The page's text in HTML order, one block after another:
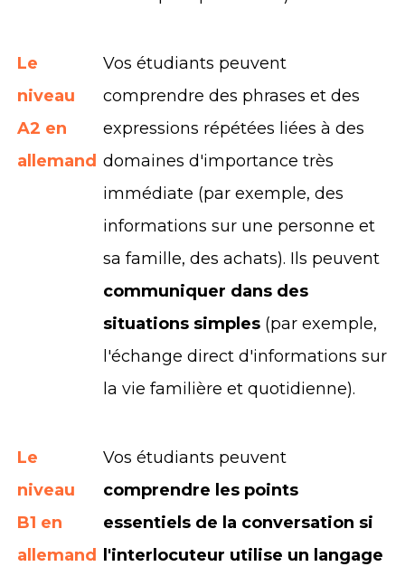
Le
niveau
A2 en
allemand
Vos étudiants peuvent
comprendre des phrases et des
expressions répétées liées à des
domaines d'importance très
immédiate (par exemple, des
informations sur une personne et
sa famille, des achats). Ils peuvent
communiquer dans des
situations simples (par exemple,
l'échange direct d'informations sur
la vie familière et quotidienne).
Le
niveau
B1 en
allemand
Vos étudiants peuvent
comprendre les points
essentiels de la conversation si
l'interlocuteur utilise un langage